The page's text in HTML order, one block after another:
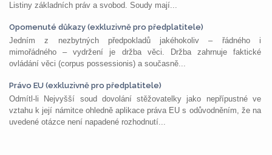
Listiny základních práv a svobod. Soudy mají...
Opomenuté důkazy (exkluzivně pro předplatitele)
Jedním z nezbytných předpokladů jakéhokoliv – řádného i
mimořádného – vydržení je držba věci. Držba zahrnuje faktické
ovládání věci (corpus possessionis) a současně...
Právo EU (exkluzivně pro předplatitele)
Odmítl-li Nejvyšší soud dovolání stěžovatelky jako nepřípustné ve
vztahu k její námitce ohledně aplikace práva EU s odůvodněním, že na
uvedené otázce není napadené rozhodnutí...